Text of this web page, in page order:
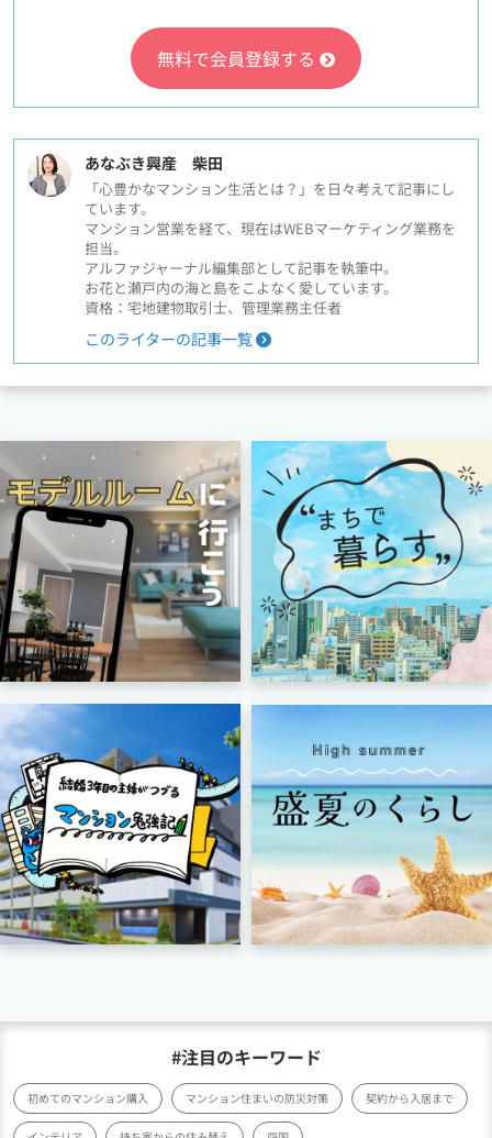
無料で会員登録する
あなぶき興産 柴田
「心豊かなマンション生活とは？」を日々考えて記事にし
ています。
マンション営業を経て、現在はWEBマーケティング業務を
担当。
アルファジャーナル編集部として記事を執筆中。
お花と瀬戸内の海と島をこよなく愛しています。
資格：宅地建物取引士、管理業務主任者
このライターの記事一覧
#注目のキーワード
初めてのマンション購入 マンション住まいの防災対策 契約から入居まで